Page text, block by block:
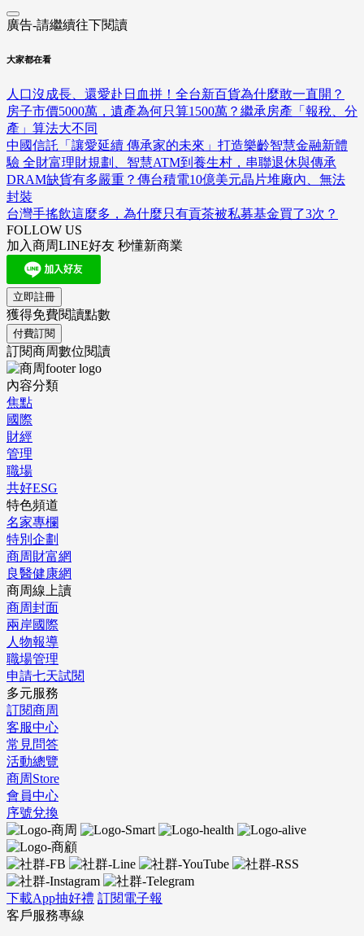
廣告-請繼續往下閱讀
大家都在看
人口沒成長、還愛赴日血拼！全台新百貨為什麼敢一直開？
房子市價5000萬，遺產為何只算1500萬？繼承房產「報稅、分
產」算法大不同
中國信託「讓愛延續 傳承家的未來」打造樂齡智慧金融新體
驗 全財富理財規劃、智慧ATM到養生村，串聯退休與傳承
DRAM缺貨有多嚴重？傳台積電10億美元晶片堆廠內、無法
封裝
台灣手搖飲這麼多，為什麼只有貢茶被私募基金買了3次？
FOLLOW US
加入商周LINE好友 秒懂新商業
立即註冊
獲得免費閱讀點數
付費訂閱
訂閱商周數位閱讀
內容分類
焦點
國際
財經
管理
職場
共好ESG
特色頻道
名家專欄
特別企劃
商周財富網
良醫健康網
商周線上讀
商周封面
兩岸國際
人物報導
職場管理
申請七天試閱
多元服務
訂閱商周
客服中心
常見問答
活動總覽
商周Store
會員中心
序號兌換
下載App抽好禮 訂閱電子報
客戶服務專線